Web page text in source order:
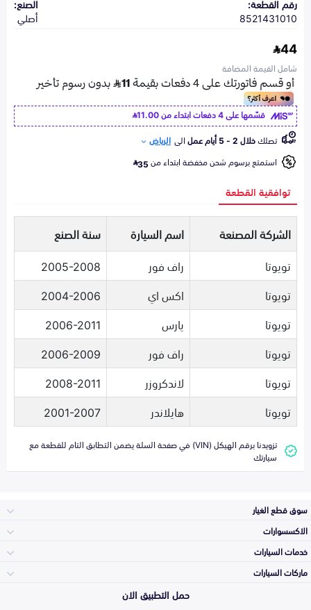
8521431010 أصلي
44
شامل القيمة المضافة
قسّمها على 4 دفعات ابتداء من
11.00
تصلكخلال 2 - 5 أيام عمل الى الرياض
استمتع برسوم شحن مخفضة ابتداء من35
توافقية القطعة
الشركة المصنعة اسم السيارة
سنة الصنع
تويوتا
راف فور
2005-2008
تويوتا
اكس اي
2004-2006
تويوتا
يارس
2006-2011
تويوتا
راف فور
2006-2009
تويوتا
لاندكروزر
2008-2011
تويوتا
هايلاندر 2001-2007
تزويدنا برقم الهيكل (VIN) في صفحة السلة يضمن التطابق التام للقطعة مع
سيارتك
سوق قطع الغيار
المكائن، القيرات
الاكسسوارات
خدمات السيارات
الأكثر مبيعاً
ماركات السيارات
حمل التطبيق الان